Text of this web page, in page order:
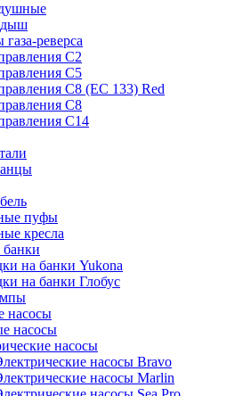
реверса
C2
C5
C8 (ЕС 133) Red
C8
C14
пуфы
кресла
на банки Yukona
на банки Глобус
насосы
насосы
насосы
насосы Bravo
насосы Marlin